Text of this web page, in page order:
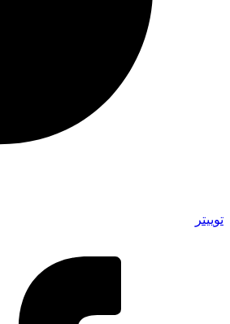
توییتر